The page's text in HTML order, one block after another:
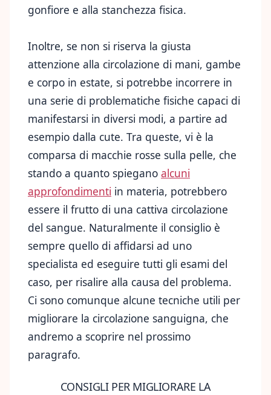
gonfiore e alla stanchezza fisica.
Inoltre, se non si riserva la giusta
attenzione alla circolazione di mani, gambe
e corpo in estate, si potrebbe incorrere in
una serie di problematiche fisiche capaci di
manifestarsi in diversi modi, a partire ad
esempio dalla cute. Tra queste, vi è la
comparsa di macchie rosse sulla pelle, che
stando a quanto spiegano alcuni
approfondimenti in materia, potrebbero
essere il frutto di una cattiva circolazione
del sangue. Naturalmente il consiglio è
sempre quello di affidarsi ad uno
specialista ed eseguire tutti gli esami del
caso, per risalire alla causa del problema.
Ci sono comunque alcune tecniche utili per
migliorare la circolazione sanguigna, che
andremo a scoprire nel prossimo
paragrafo.
CONSIGLI PER MIGLIORARE LA